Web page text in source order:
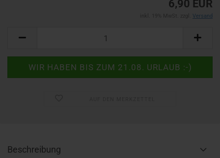
6,90 EUR
Versand
Beschreibung